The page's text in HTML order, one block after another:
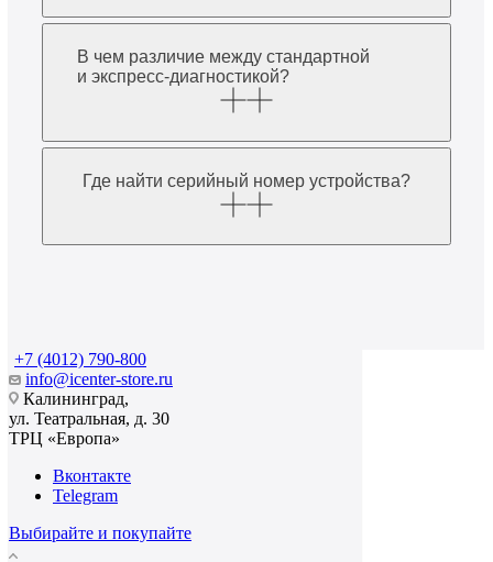
В чем различие между стандартной
и экспресс-диагностикой?
Где найти серийный номер устройства?
+7 (4012) 790-800
info@icenter-store.ru
Калининград,
ул. Театральная, д. 30
ТРЦ «Европа»
Вконтакте
Telegram
Выбирайте и покупайте